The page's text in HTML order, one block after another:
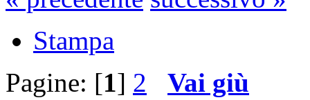
Stampa
Pagine: [1] 2 Vai giù